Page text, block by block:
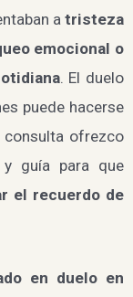
a tristeza
emocional o
. El duelo
puede hacerse
consulta ofrezco
y guía para que
el recuerdo de
en duelo en